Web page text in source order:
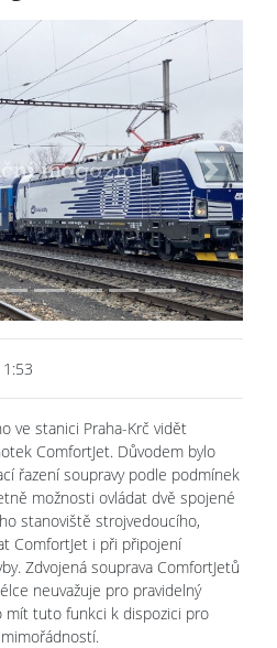
Next
ve stanici Praha-Krč vidět
ComfortJet. Důvodem bylo
řazení soupravy podle podmínek
možnosti ovládat dvě spojené
stanoviště strojvedoucího,
ComfortJet i při připojení
Zdvojená souprava ComfortJetů
neuvažuje pro pravidelný
mít tuto funkci k dispozici pro